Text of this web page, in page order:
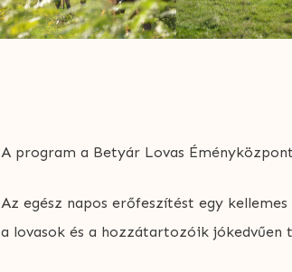
A program a Betyár Lovas
Az egész napos erőfeszítést egy
a lovasok és a hozzátartozóik jókedvűen